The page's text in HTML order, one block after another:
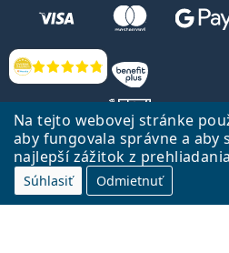
Na tejto webovej stránke
aby fungovala správne a aby
najlepší zážitok z
Súhlasiť Odmietnuť
Hodnotenia
Späť na Úvodnu stránku
Lentiamo.sk vlastní a prevádzkuje